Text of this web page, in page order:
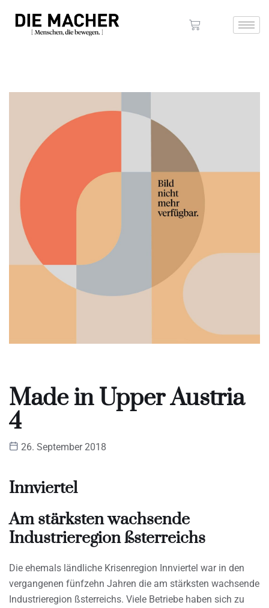
Made in Upper Austria
4
26. September 2018
Innviertel
Am stärksten wachsende
Industrieregion ßsterreichs
Die ehemals ländliche Krisenregion Innviertel war in den
vergangenen fünfzehn Jahren die am stärksten wachsende
Industrieregion ßsterreichs. Viele Betriebe haben sich zu